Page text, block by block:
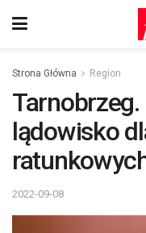
Strona Główna Region
Tarnobrzeg.
lądowisko
2022-09-08